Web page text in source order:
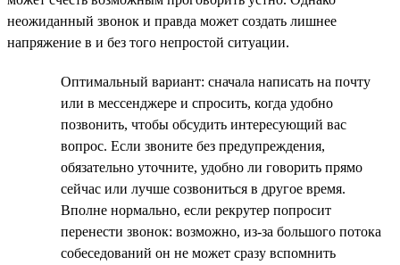
неожиданный звонок и правда может создать лишнее
напряжение в и без того непростой ситуации.
Оптимальный вариант: сначала написать на почту
или в мессенджере и спросить, когда удобно
позвонить, чтобы обсудить интересующий вас
вопрос. Если звоните без предупреждения,
обязательно уточните, удобно ли говорить прямо
сейчас или лучше созвониться в другое время.
Вполне нормально, если рекрутер попросит
перенести звонок: возможно, из-за большого потока
собеседований он не может сразу вспомнить